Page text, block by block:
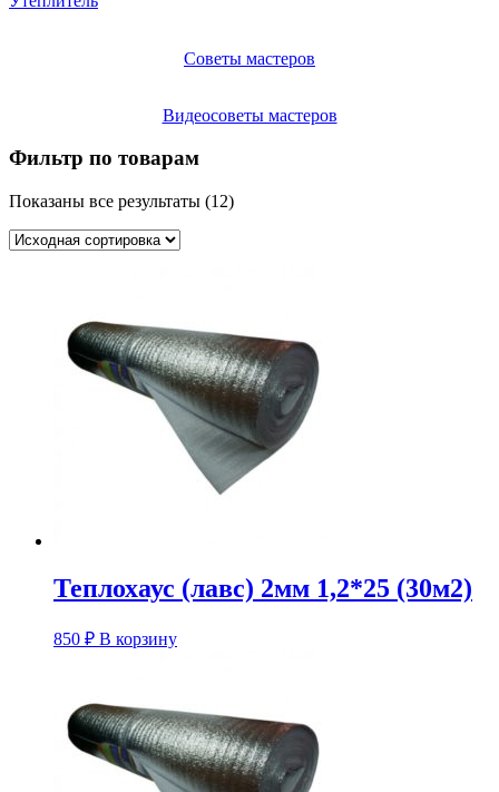
Советы мастеров
Видеосоветы мастеров
Фильтр по товарам
Показаны все результаты (12)
Теплохаус (лавс) 2мм 1,2*25 (30м2)
850 ₽ В корзину